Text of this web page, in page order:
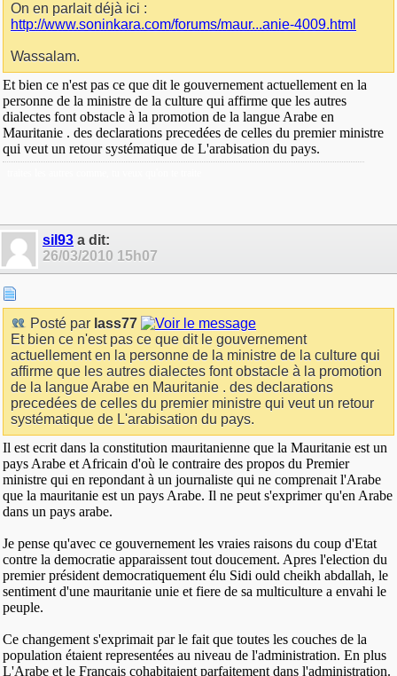
On en parlait déjà ici :
http://www.soninkara.com/forums/maur...anie-4009.html
Wassalam.
Et bien ce n'est pas ce que dit le gouvernement actuellement en la
personne de la ministre de la culture qui affirme que les autres
dialectes font obstacle à la promotion de la langue Arabe en
Mauritanie . des declarations precedées de celles du premier ministre
qui veut un retour systématique de L'arabisation du pays.
sil93 a dit:
26/03/2010 15h07
Posté par lass77
Et bien ce n'est pas ce que dit le gouvernement
actuellement en la personne de la ministre de la culture qui
affirme que les autres dialectes font obstacle à la promotion
de la langue Arabe en Mauritanie . des declarations
precedées de celles du premier ministre qui veut un retour
systématique de L'arabisation du pays.
Il est ecrit dans la constitution mauritanienne que la Mauritanie est un
pays Arabe et Africain d'où le contraire des propos du Premier
ministre qui en repondant à un journaliste qui ne comprenait l'Arabe
que la mauritanie est un pays Arabe. Il ne peut s'exprimer qu'en Arabe
dans un pays arabe.
Je pense qu'avec ce gouvernement les vraies raisons du coup d'Etat
contre la democratie apparaissent tout doucement. Apres l'election du
premier président democratiquement élu Sidi ould cheikh abdallah, le
sentiment d'une mauritanie unie et fiere de sa multiculture a envahi le
peuple.
Ce changement s'exprimait par le fait que toutes les couches de la
population étaient representées au niveau de l'administration. En plus
L'Arabe et le Français cohabitaient parfaitement dans l'administration.